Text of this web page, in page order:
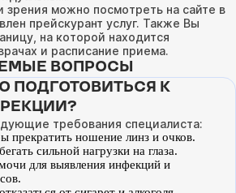
зрения можно посмотреть на сайте в
прейскурант услуг. Также Вы
на которой находится
и расписание приема.
ВОПРОСЫ
ПОДГОТОВИТЬСЯ К
требования специалиста:
прекратить ношение линз и очков.
сильной нагрузки на глаза.
для выявления инфекций и